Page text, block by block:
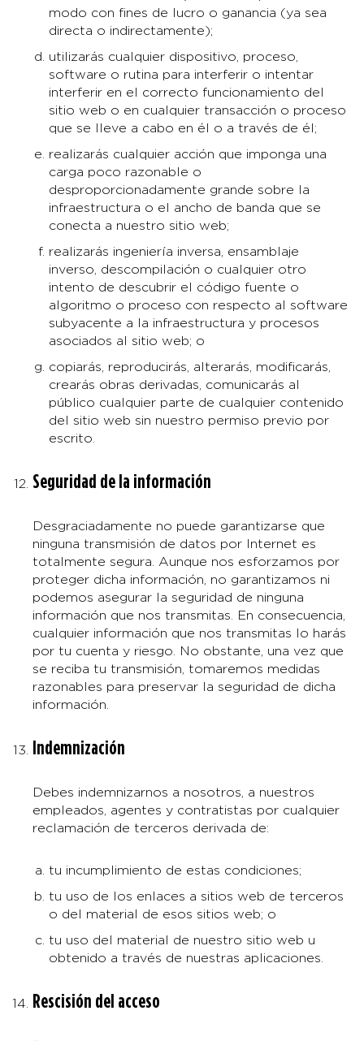
modo con fines de lucro o ganancia (ya sea
directa o indirectamente);
utilizarás cualquier dispositivo, proceso,
software o rutina para interferir o intentar
interferir en el correcto funcionamiento del
sitio web o en cualquier transacción o proceso
que se lleve a cabo en él o a través de él;
realizarás cualquier acción que imponga una
carga poco razonable o
desproporcionadamente grande sobre la
infraestructura o el ancho de banda que se
conecta a nuestro sitio web;
realizarás ingeniería inversa, ensamblaje
inverso, descompilación o cualquier otro
intento de descubrir el código fuente o
algoritmo o proceso con respecto al software
subyacente a la infraestructura y procesos
asociados al sitio web; o
copiarás, reproducirás, alterarás, modificarás,
crearás obras derivadas, comunicarás al
público cualquier parte de cualquier contenido
del sitio web sin nuestro permiso previo por
escrito.
Seguridad de la información
Desgraciadamente no puede garantizarse que
ninguna transmisión de datos por Internet es
totalmente segura. Aunque nos esforzamos por
proteger dicha información, no garantizamos ni
podemos asegurar la seguridad de ninguna
información que nos transmitas. En consecuencia,
cualquier información que nos transmitas lo harás
por tu cuenta y riesgo. No obstante, una vez que
se reciba tu transmisión, tomaremos medidas
razonables para preservar la seguridad de dicha
información.
Indemnización
Debes indemnizarnos a nosotros, a nuestros
empleados, agentes y contratistas por cualquier
reclamación de terceros derivada de:
tu incumplimiento de estas condiciones;
tu uso de los enlaces a sitios web de terceros
o del material de esos sitios web; o
tu uso del material de nuestro sitio web u
obtenido a través de nuestras aplicaciones.
Rescisión del acceso